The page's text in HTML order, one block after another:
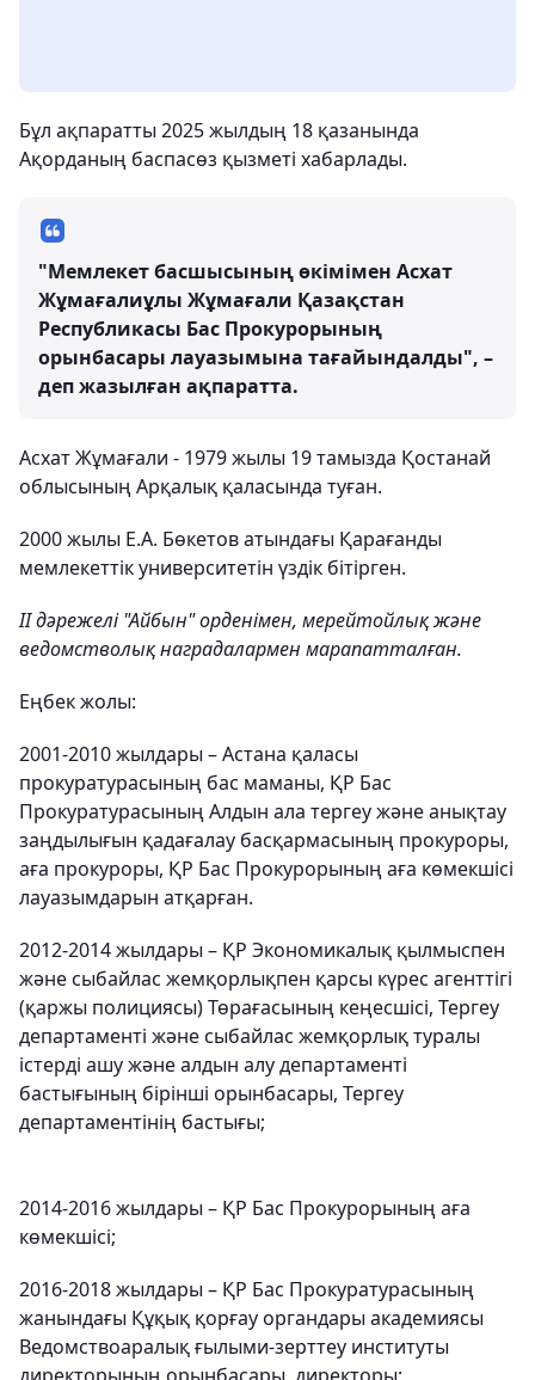
Бұл ақпаратты 2025 жылдың 18 қазанында
Ақорданың баспасөз қызметі хабарлады.
"Мемлекет басшысының өкімімен Асхат
Жұмағалиұлы Жұмағали Қазақстан
Республикасы Бас Прокурорының
орынбасары лауазымына тағайындалды", –
деп жазылған ақпаратта.
Асхат Жұмағали - 1979 жылы 19 тамызда Қостанай
облысының Арқалық қаласында туған.
2000 жылы Е.А. Бөкетов атындағы Қарағанды
мемлекеттік университетін үздік бітірген.
II дәрежелі "Айбын" орденімен, мерейтойлық және
ведомстволық наградалармен марапатталған.
Еңбек жолы:
2001-2010 жылдары – Астана қаласы
прокуратурасының бас маманы, ҚР Бас
Прокуратурасының Алдын ала тергеу және анықтау
заңдылығын қадағалау басқармасының прокуроры,
аға прокуроры, ҚР Бас Прокурорының аға көмекшісі
лауазымдарын атқарған.
2012-2014 жылдары – ҚР Экономикалық қылмыспен
және сыбайлас жемқорлықпен қарсы күрес агенттігі
(қаржы полициясы) Төрағасының кеңесшісі, Тергеу
департаменті және сыбайлас жемқорлық туралы
істерді ашу және алдын алу департаменті
бастығының бірінші орынбасары, Тергеу
департаментінің бастығы;
2014-2016 жылдары – ҚР Бас Прокурорының аға
көмекшісі;
2016-2018 жылдары – ҚР Бас Прокуратурасының
жанындағы Құқық қорғау органдары академиясы
Ведомствоаралық ғылыми-зерттеу институты